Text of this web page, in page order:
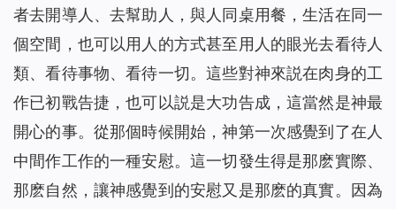
者去開導人、去幫助人，與人同桌用餐，生活在同一
個空間，也可以用人的方式甚至用人的眼光去看待人
類、看待事物、看待一切。這些對神來説在肉身的工
作已初戰告捷，也可以説是大功告成，這當然是神最
開心的事。從那個時候開始，神第一次感覺到了在人
中間作工作的一種安慰。這一切發生得是那麽實際、
那麽自然，讓神感覺到的安慰又是那麽的真實。因為